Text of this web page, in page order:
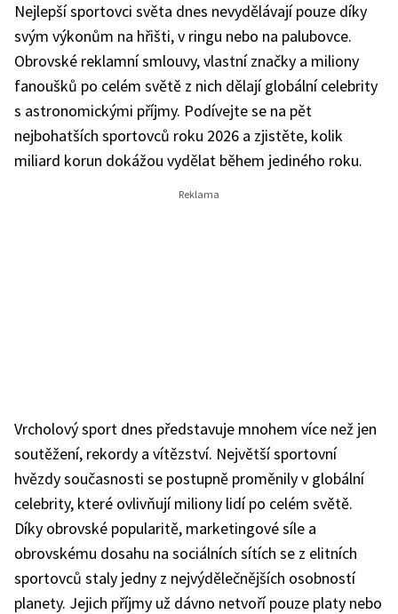
Nejlepší sportovci světa dnes nevydělávají pouze díky
svým výkonům na hřišti, v ringu nebo na palubovce.
Obrovské reklamní smlouvy, vlastní značky a miliony
fanoušků po celém světě z nich dělají globální celebrity
s astronomickými příjmy. Podívejte se na pět
nejbohatších sportovců roku 2026 a zjistěte, kolik
miliard korun dokážou vydělat během jediného roku.
Vrcholový sport dnes představuje mnohem více než jen
soutěžení, rekordy a vítězství. Největší sportovní
hvězdy současnosti se postupně proměnily v globální
celebrity, které ovlivňují miliony lidí po celém světě.
Díky obrovské popularitě, marketingové síle a
obrovskému dosahu na sociálních sítích se z elitních
sportovců staly jedny z nejvýdělečnějších osobností
planety. Jejich příjmy už dávno netvoří pouze platy nebo